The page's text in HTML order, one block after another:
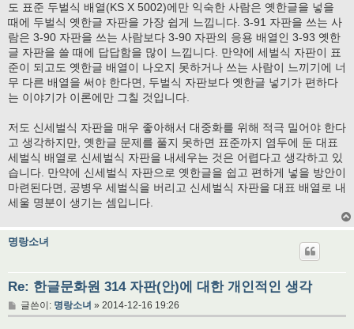
도 표준 두벌식 배열(KS X 5002)에만 익숙한 사람은 옛한글을 넣을
때에 두벌식 옛한글 자판을 가장 쉽게 느낍니다. 3-91 자판을 쓰는 사
람은 3-90 자판을 쓰는 사람보다 3-90 자판의 응용 배열인 3-93 옛한
글 자판을 쓸 때에 답답함을 많이 느낍니다. 만약에 세벌식 자판이 표
준이 되고도 옛한글 배열이 나오지 못하거나 쓰는 사람이 느끼기에 너
무 다른 배열을 써야 한다면, 두벌식 자판보다 옛한글 넣기가 편하다
는 이야기가 이론에만 그칠 것입니다.
저도 신세벌식 자판을 매우 좋아해서 대중화를 위해 적극 밀어야 한다
고 생각하지만, 옛한글 문제를 풀지 못하면 표준까지 염두에 둔 대표
세벌식 배열로 신세벌식 자판을 내세우는 것은 어렵다고 생각하고 있
습니다. 만약에 신세벌식 자판으로 옛한글을 쉽고 편하게 넣을 방안이
마련된다면, 공병우 세벌식을 버리고 신세벌식 자판을 대표 배열로 내
세울 명분이 생기는 셈입니다.
명랑소녀
Re: 한글문화원 314 자판(안)에 대한 개인적인 생각
글
글쓴이: 명랑소녀 » 2014-12-16 19:26